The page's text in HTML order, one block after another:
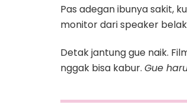
Pas adegan ibunya sakit,
monitor dari speaker
Detak jantung gue naik.
nggak bisa kabur. Gue